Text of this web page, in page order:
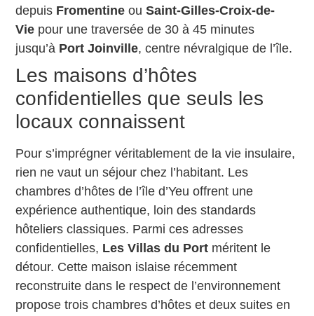
depuis Fromentine ouSaint-Gilles-Croix-de-
Vie pour une traversée de 30 à 45 minutes
jusqu’à Port Joinville, centre névralgique de l’île.
Les maisons d’hôtes
confidentielles que seuls les
locaux connaissent
Pour s’imprégner véritablement de la vie insulaire,
rien ne vaut un séjour chez l’habitant. Les
chambres d’hôtes de l’île d’Yeu offrent une
expérience authentique, loin des standards
hôteliers classiques. Parmi ces adresses
confidentielles, Les Villas du Port méritent le
détour. Cette maison islaise récemment
reconstruite dans le respect de l’environnement
propose trois chambres d’hôtes et deux suites en